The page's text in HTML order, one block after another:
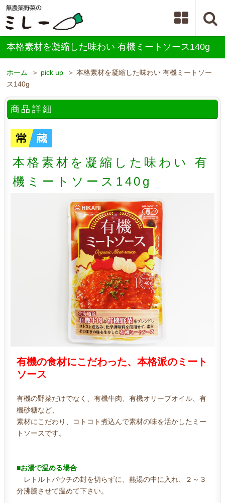
本格素材を凝縮した味わい 有機ミートソース140g
ホーム ＞ pick up ＞ 本格素材を凝縮した味わい 有機ミートソー
ス140g
商品詳細
本格素材を凝縮した味わい 有
機ミートソース140g
有機の食材にこだわった、本格派のミート
ソース
有機の野菜だけでなく、有機牛肉、有機オリーブオイル、有
機砂糖など、
素材にこだわり、コトコト煮込んで素材の味を活かしたミー
トソースです。
■お湯で温める場合
レトルトパウチの封を切らずに、熱湯の中に入れ、２～３
分沸騰させて温めて下さい。